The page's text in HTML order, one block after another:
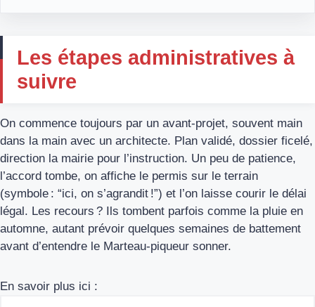
Les étapes administratives à
suivre
On commence toujours par un avant-projet, souvent main
dans la main avec un architecte. Plan validé, dossier ficelé,
direction la mairie pour l’instruction. Un peu de patience,
l’accord tombe, on affiche le permis sur le terrain
(symbole : “ici, on s’agrandit !”) et l’on laisse courir le délai
légal. Les recours ? Ils tombent parfois comme la pluie en
automne, autant prévoir quelques semaines de battement
avant d’entendre le Marteau-piqueur sonner.
En savoir plus ici :